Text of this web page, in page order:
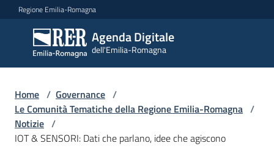
Vai al contenuto
Vai alla navigazione
Vai al footer
Regione Emilia-Romagna
Agenda Digitale
dell'Emilia-Romagna
Agenda
Digitale
dell'Emilia-
Novità
Menu selezionato
Home / Governance /
Le Comunità Tematiche della Regione Emilia-Romagna /
Notizie /
IOT & SENSORI: Dati che parlano, idee che agiscono